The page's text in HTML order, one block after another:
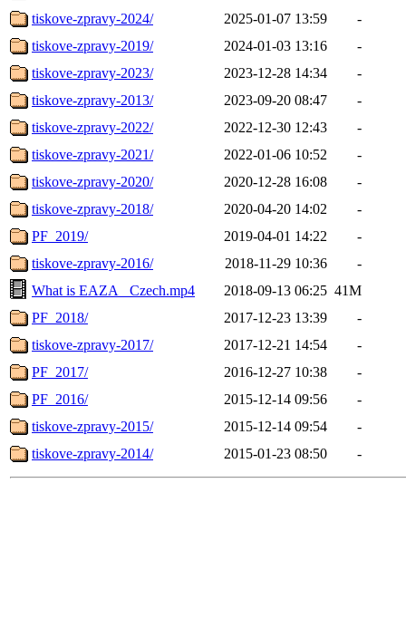
tiskove-zpravy-2024/
2025-01-07 13:59
-
tiskove-zpravy-2019/
2024-01-03 13:16
-
tiskove-zpravy-2023/
2023-12-28 14:34
-
tiskove-zpravy-2013/
2023-09-20 08:47
-
tiskove-zpravy-2022/
2022-12-30 12:43
-
tiskove-zpravy-2021/
2022-01-06 10:52
-
tiskove-zpravy-2020/
2020-12-28 16:08
-
tiskove-zpravy-2018/
2020-04-20 14:02
-
PF_2019/
2019-04-01 14:22
-
tiskove-zpravy-2016/
2018-11-29 10:36
-
What is EAZA_ Czech.mp4
2018-09-13 06:25 41M
PF_2018/
2017-12-23 13:39
-
tiskove-zpravy-2017/
2017-12-21 14:54
-
PF_2017/
2016-12-27 10:38
-
PF_2016/
2015-12-14 09:56
-
tiskove-zpravy-2015/
2015-12-14 09:54
-
tiskove-zpravy-2014/
2015-01-23 08:50 -